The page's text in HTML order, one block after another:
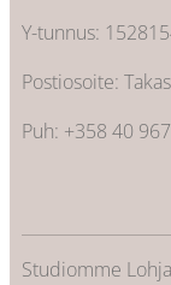
Y-tunnus:
Postiosoite:
Puh: +358 40
Studiomme